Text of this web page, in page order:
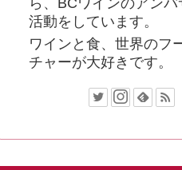
活動をしています。
ワインと食、世界のフ
チャーが大好きです。